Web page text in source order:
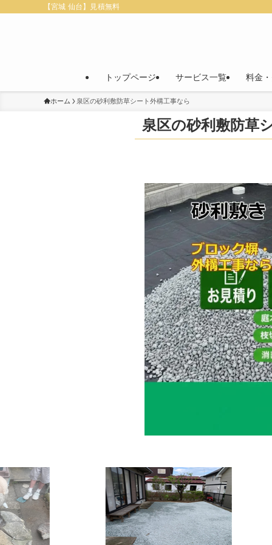
【宮城 仙台】見積無料
トップページ サービス一覧 料金
ホーム 泉区の砂利敷防草シート外構工事なら
泉区の砂利敷防草